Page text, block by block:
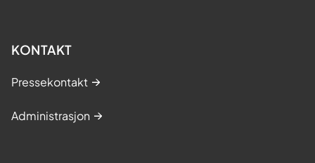
KONTAKT
Pressekontakt
Administrasjon